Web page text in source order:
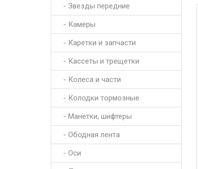
- Звезды передние
- Камеры
- Каретки и запчасти
- Кассеты и трещетки
- Колеса и части
- Колодки тормозные
- Манетки, шифтеры
- Ободная лента
- Оси